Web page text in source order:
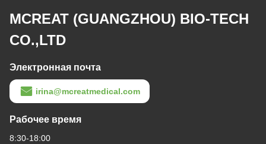
MCREAT (GUANGZHOU) BIO-TECH
CO.,LTD
Электронная почта
irina@mcreatmedical.com
Рабочее время
8:30-18:00